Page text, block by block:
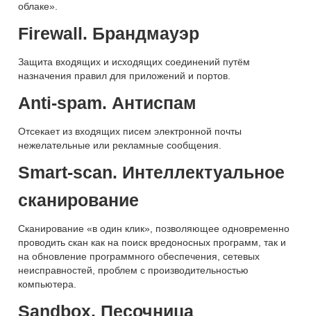
облаке».
Firewall. Брандмауэр
Защита входящих и исходящих соединений путём
назначения правил для приложений и портов.
Anti-spam. Антиспам
Отсекает из входящих писем электронной почты
нежелательные или рекламные сообщения.
Smart-scan. Интеллектуальное
сканирование
Сканирование «в один клик», позволяющее одновременно
проводить скан как на поиск вредоносных программ, так и
на обновление программного обеспечения, сетевых
неисправностей, проблем с производительностью
компьютера.
Sandbox. Песочница